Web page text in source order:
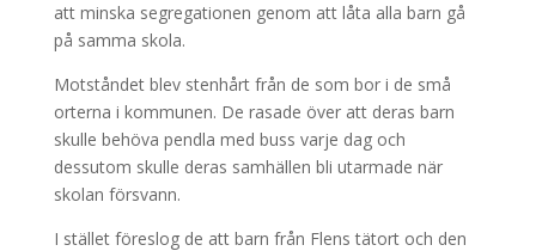
att minska segregationen genom att låta alla barn gå
på samma skola.
Motståndet blev stenhårt från de som bor i de små
orterna i kommunen. De rasade över att deras barn
skulle behöva pendla med buss varje dag och
dessutom skulle deras samhällen bli utarmade när
skolan försvann.
I stället föreslog de att barn från Flens tätort och den